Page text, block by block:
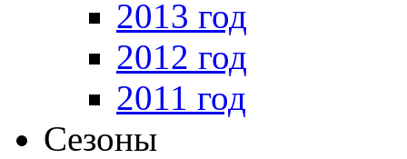
2013 год
2012 год
2011 год
Сезоны